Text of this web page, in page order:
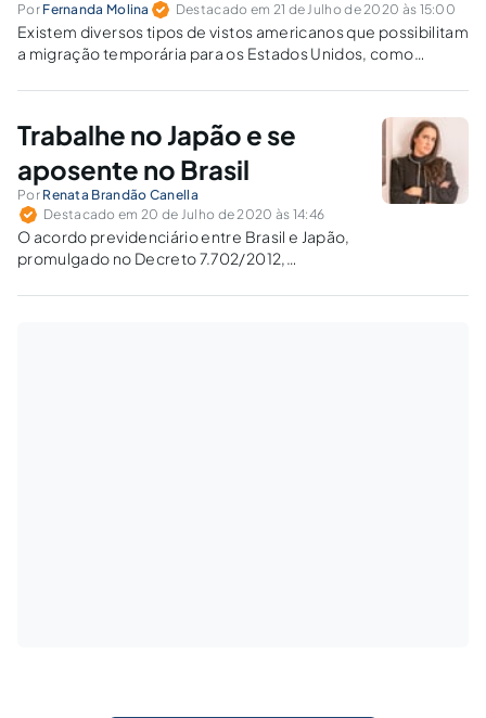
Por Fernanda Molina Destacado em 21 de Julho de 2020 às 15:00
Existem diversos tipos de vistos americanos que possibilitam
a migração temporária para os Estados Unidos, como
de residência permanente.
Trabalhe no Japão e se
aposente no Brasil
Por Renata Brandão Canella
Destacado em 20 de Julho de 2020 às 14:46
O acordo previdenciário entre Brasil e Japão,
promulgado no Decreto 7.702/2012,
trabalharam no Japão computarem referido